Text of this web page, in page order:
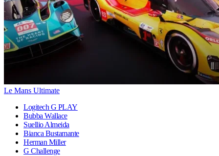
Le Mans Ultimate
Logitech G PLAY
Bubba Wallace
Suellio Almeida
Bianca Bustamante
Herman Miller
G Challenge